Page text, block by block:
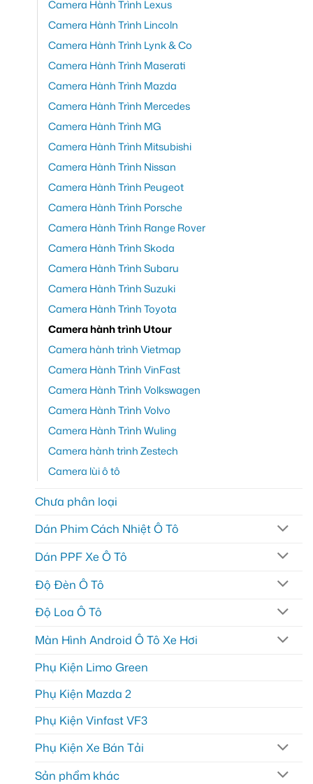
Camera Hành Trình Lexus
Camera Hành Trình Lincoln
Camera Hành Trình Lynk & Co
Camera Hành Trình Maserati
Camera Hành Trình Mazda
Camera Hành Trình Mercedes
Camera Hành Trình MG
Camera Hành Trình Mitsubishi
Camera Hành Trình Nissan
Camera Hành Trình Peugeot
Camera Hành Trình Porsche
Camera Hành Trình Range Rover
Camera Hành Trình Skoda
Camera Hành Trình Subaru
Camera Hành Trình Suzuki
Camera Hành Trình Toyota
Camera hành trình Utour
Camera hành trình Vietmap
Camera Hành Trình VinFast
Camera Hành Trình Volkswagen
Camera Hành Trình Volvo
Camera Hành Trình Wuling
Camera hành trình Zestech
Camera lùi ô tô
Chưa phân loại
Dán Phim Cách Nhiệt Ô Tô
Dán PPF Xe Ô Tô
Độ Đèn Ô Tô
Độ Loa Ô Tô
Màn Hình Android Ô Tô Xe Hơi
Phụ Kiện Limo Green
Phụ Kiện Mazda 2
Phụ Kiện Vinfast VF3
Phụ Kiện Xe Bán Tải
Sản phẩm khác